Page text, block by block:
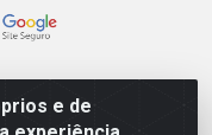
e de
LTDA - Rua